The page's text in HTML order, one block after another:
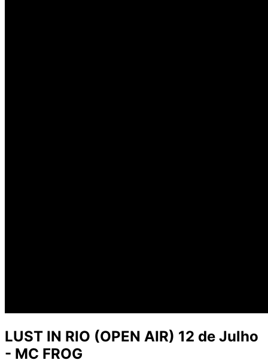
LUST IN RIO (OPEN AIR) 12 de Julho
- MC FROG